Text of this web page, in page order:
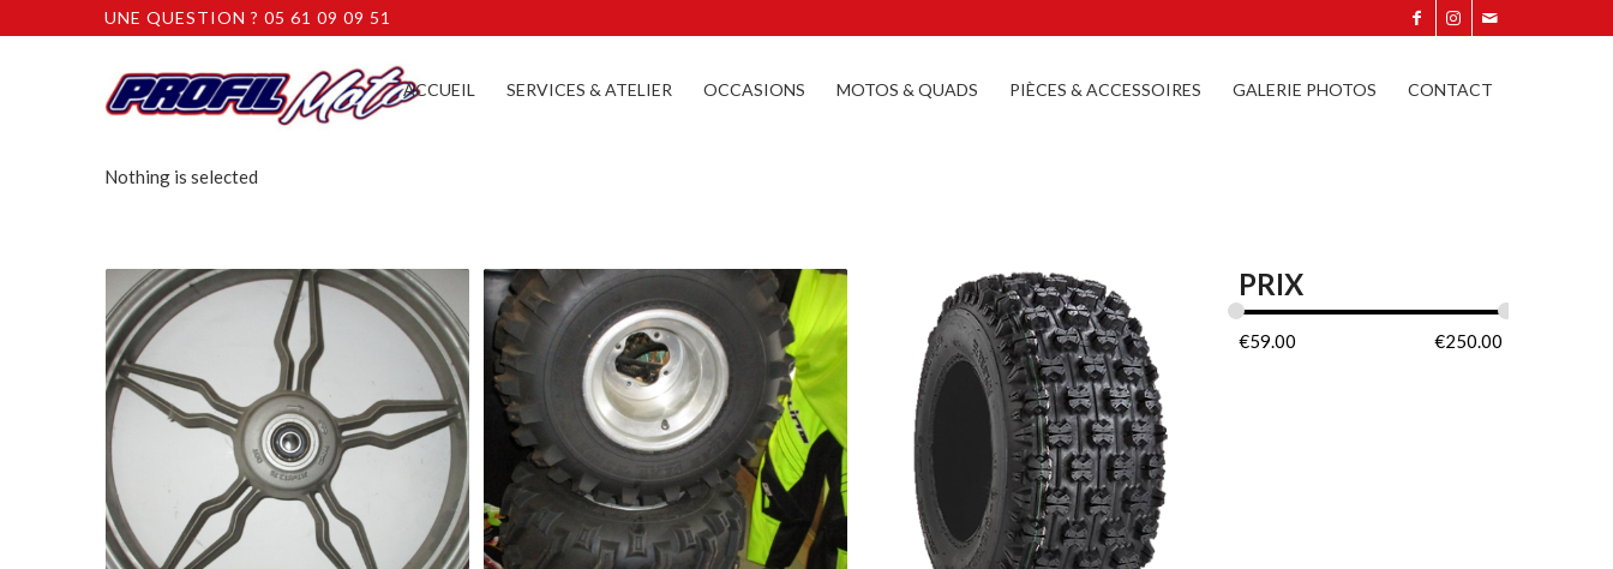
UNE QUESTION ? 05 61 09 09 51
ACCUEIL SERVICES & ATELIER OCCASIONS MOTOS & QUADS PIÈCES & ACCESSOIRES GALERIE PHOTOS CONTACT
Nothing is selected
PRIX
€59.00 €250.00